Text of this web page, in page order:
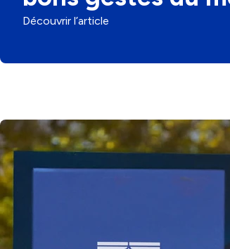
Découvrir l’article